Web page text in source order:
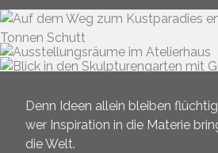
Denn Ideen allein bleiben
wer Inspiration in die Materie
die Welt.